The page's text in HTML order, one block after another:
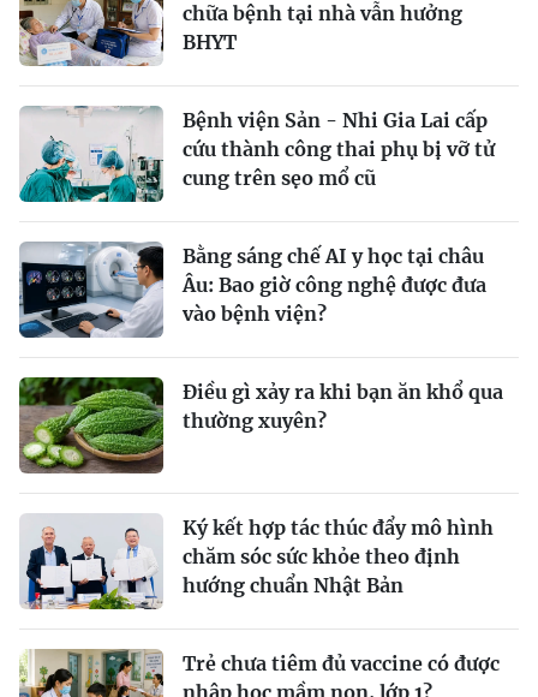
chữa bệnh tại nhà vẫn hưởng
BHYT
Bệnh viện Sản - Nhi Gia Lai cấp
cứu thành công thai phụ bị vỡ tử
cung trên sẹo mổ cũ
Bằng sáng chế AI y học tại châu
Âu: Bao giờ công nghệ được đưa
vào bệnh viện?
Điều gì xảy ra khi bạn ăn khổ qua
thường xuyên?
Ký kết hợp tác thúc đẩy mô hình
chăm sóc sức khỏe theo định
hướng chuẩn Nhật Bản
Trẻ chưa tiêm đủ vaccine có được